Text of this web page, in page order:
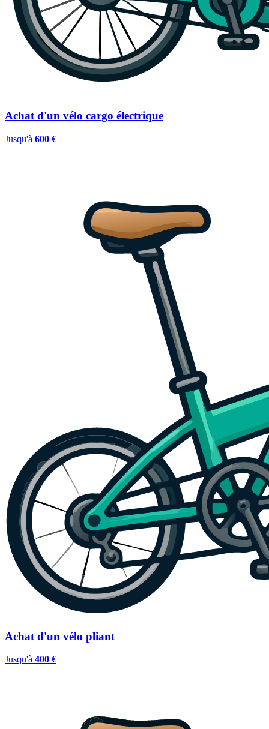
Achat d'un vélo cargo électrique
Jusqu'à 600 €
Achat d'un vélo pliant
Jusqu'à 400 €